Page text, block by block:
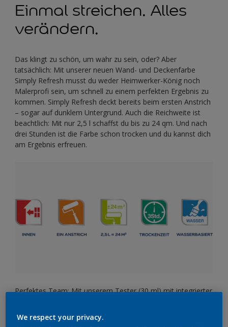
Einmal streichen. Alles
verändern.
Das klingt zu schön, um wahr zu sein, oder? Aber
tatsächlich: Mit unserer neuen Wand- und Deckenfarbe
Simply Refresh musst du weder Heimwerker-König noch
Malerprofi sein, um schnell zu einem perfekten Ergebnis zu
kommen. Simply Refresh deckt bereits beim ersten Anstrich
– sogar auf dunklem Untergrund. Auch die Reichweite ist
beachtlich: Mit nur 2,5 l schaffst du bis zu 24 qm. Und nach
drei Stunden ist die Farbe schon trocken und du kannst dich
am Ergebnis erfreuen.
Perfektes Team: Mit unserem Tester (30 ml) mit integrierter
We respect your privacy.